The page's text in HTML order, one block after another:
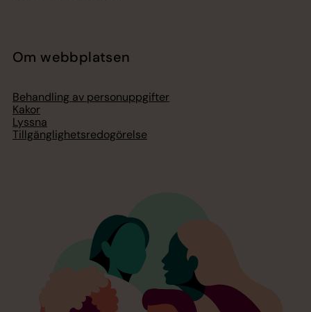
Om webbplatsen
Behandling av personuppgifter
Kakor
Lyssna
Tillgänglighetsredogörelse